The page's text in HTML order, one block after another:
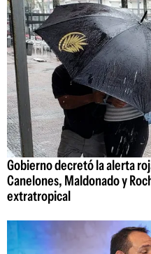
Gobierno decretó la alerta
Canelones, Maldonado y
extratropical